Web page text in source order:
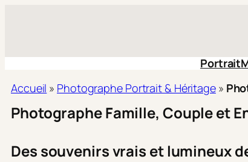
Portrait
Accueil » Photographe Portrait & Héritage»
Photographe Famille, Couple et
Des souvenirs vrais et lumineux